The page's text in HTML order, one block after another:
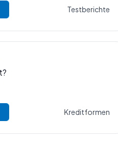
Testberichte
Kreditformen